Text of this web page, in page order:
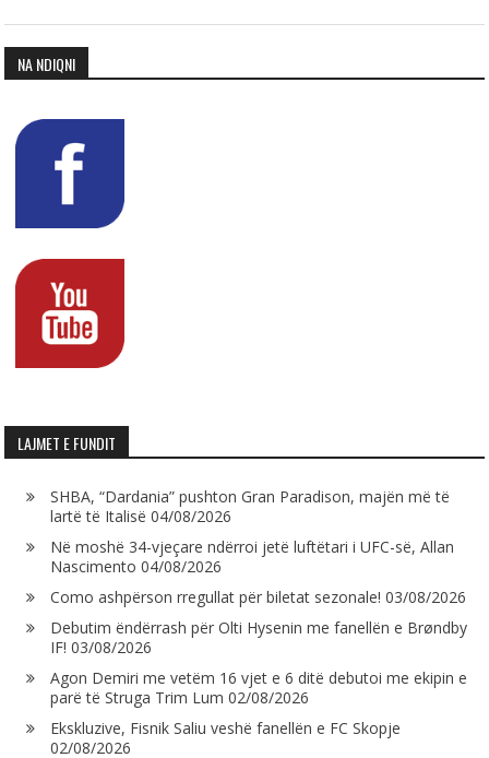
NA NDIQNI
LAJMET E FUNDIT
SHBA, “Dardania” pushton Gran Paradison, majën më të
lartë të Italisë 04/08/2026
Në moshë 34-vjeçare ndërroi jetë luftëtari i UFC-së, Allan
Nascimento 04/08/2026
Como ashpërson rregullat për biletat sezonale! 03/08/2026
Debutim ëndërrash për Olti Hysenin me fanellën e Brøndby
IF! 03/08/2026
Agon Demiri me vetëm 16 vjet e 6 ditë debutoi me ekipin e
parë të Struga Trim Lum 02/08/2026
Ekskluzive, Fisnik Saliu veshë fanellën e FC Skopje
02/08/2026